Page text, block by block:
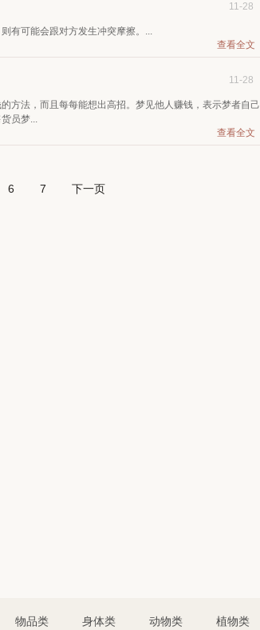
11-28
有可能会跟对方发生冲突摩擦。...
查看全文
11-28
方法，而且每每能想出高招。梦见他人赚钱，表示梦者自己
员梦...
查看全文
6 7 下一页
物品类 身体类 动物类 植物类